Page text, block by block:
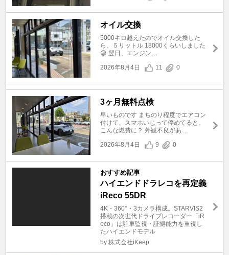
オイル交換
5000キロ越えたのでオイル交換した
ら、５リットル 18000くらいしました
😅 翌日、エンジン ...
2026年8月4日
11 0
3ヶ月無料点検
早いものです まちのり程度でエアコン
付けて、スマホいじって停めてると。
こんな燃費に？ 外観不良があ ...
2026年8月4日
9 0
おすすめ記事
ハイエンドドラレコを再定義
iReco 55DR
4K・360°・3カメラ構成。STARVIS2
搭載の次世代ドライブレコーダー「iR
eco」は駐車監視・証拠能力を重視し
たハイエンドモデル
by 株式会社iKeep